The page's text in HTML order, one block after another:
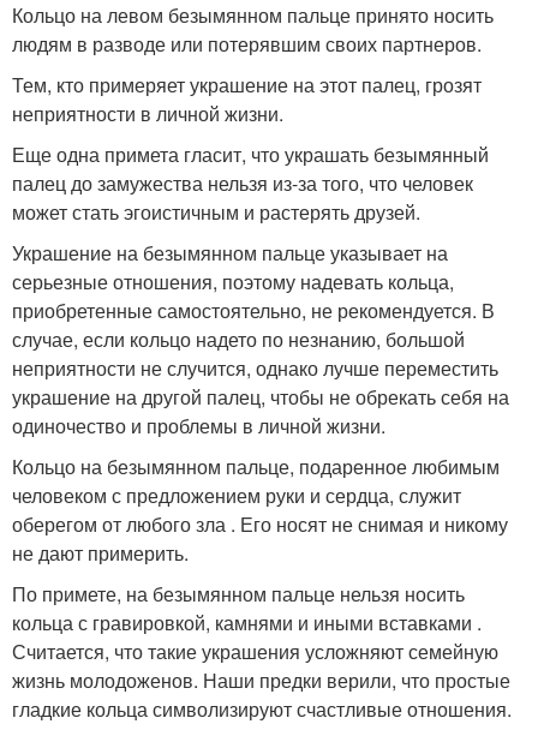
Кольцо на левом безымянном пальце принято носить
людям в разводе или потерявшим своих партнеров.
Тем, кто примеряет украшение на этот палец, грозят
неприятности в личной жизни.
Еще одна примета гласит, что украшать безымянный
палец до замужества нельзя из-за того, что человек
может стать эгоистичным и растерять друзей.
Украшение на безымянном пальце указывает на
серьезные отношения, поэтому надевать кольца,
приобретенные самостоятельно, не рекомендуется. В
случае, если кольцо надето по незнанию, большой
неприятности не случится, однако лучше переместить
украшение на другой палец, чтобы не обрекать себя на
одиночество и проблемы в личной жизни.
Кольцо на безымянном пальце, подаренное любимым
человеком с предложением руки и сердца, служит
оберегом от любого зла . Его носят не снимая и никому
не дают примерить.
По примете, на безымянном пальце нельзя носить
кольца с гравировкой, камнями и иными вставками .
Считается, что такие украшения усложняют семейную
жизнь молодоженов. Наши предки верили, что простые
гладкие кольца символизируют счастливые отношения.